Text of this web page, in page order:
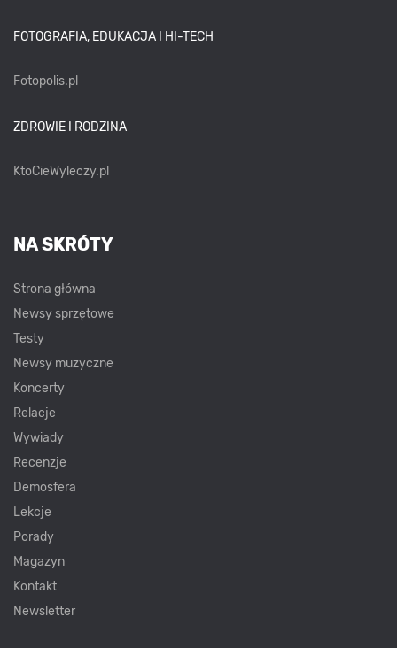
FOTOGRAFIA, EDUKACJA I HI-TECH
Fotopolis.pl
ZDROWIE I RODZINA
KtoCieWyleczy.pl
NA SKRÓTY
Strona główna
Newsy sprzętowe
Testy
Newsy muzyczne
Koncerty
Relacje
Wywiady
Recenzje
Demosfera
Lekcje
Porady
Magazyn
Kontakt
Newsletter